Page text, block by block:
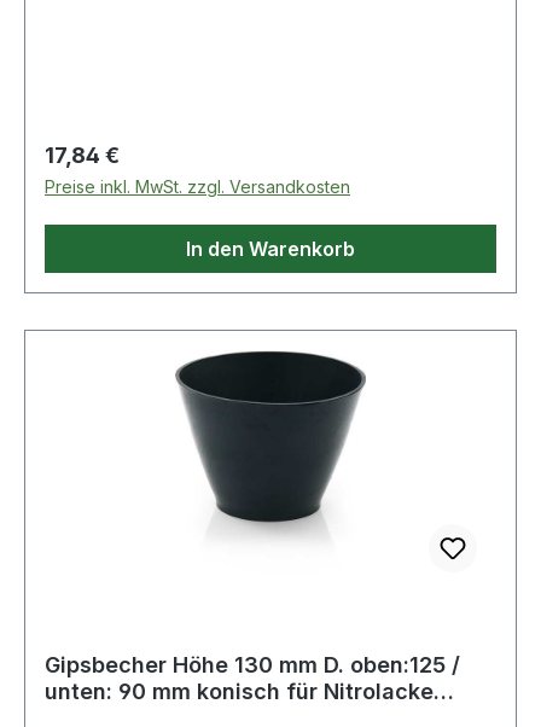
Regulärer Preis:
17,84 €
Preise inkl. MwSt. zzgl. Versandkosten
In den Warenkorb
Gipsbecher Höhe 130 mm D. oben:125 /
unten: 90 mm konisch für Nitrolacke